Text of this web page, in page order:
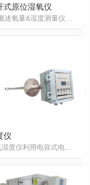
式原位湿氧仪
1.1概述氧量&湿度测量仪采用干湿氧测量技术，核心传感器采用耐高温结构设计，..耐温可达500℃，可在高温环境 中长期稳定工作；产品具有耐温高、测量精度高、抗腐蚀性强、响应速度快及性能 稳定可靠等特点。满足HJ75-2017、 HJ76-2017标准中烟气湿度、氧在线监测技术要求。1.2产品特点l现场使用寿命更长，耐腐
仪